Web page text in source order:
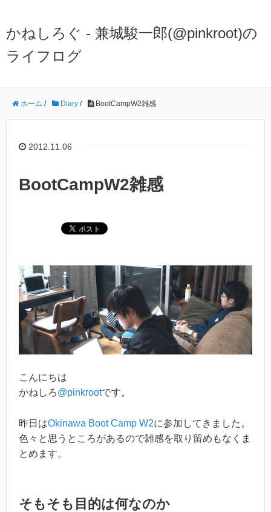
かねしろぐ - 兼城駿一郎(@pinkroot)の
ライフログ
ホーム / Diary / BootCampW2雑感
2012.11.06
BootCampW2雑感
こんにちは
かねしろ@pinkrootです。
昨日はOkinawa Boot Camp W2に参加してきました。
色々と思うところがあるので雑感を取り留めもなくま
とめます。
そもそも目的は何なのか